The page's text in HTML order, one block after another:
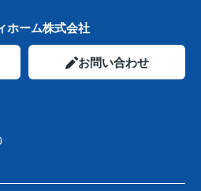
ホーム株式会社
お問い合わせ